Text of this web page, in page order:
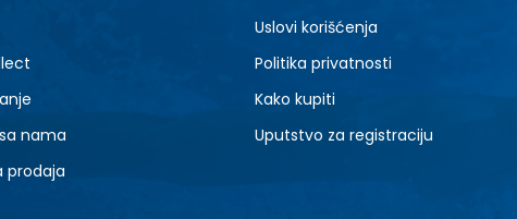
nama
prodaja
Uslovi korišćenja
Politika privatnosti
Kako kupiti
Uputstvo za registraciju